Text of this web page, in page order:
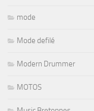
mode
Mode defilé
Modern Drummer
MOTOS